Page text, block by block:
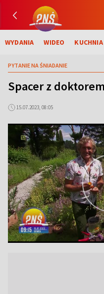
WYDANIA WIDEO KUCHNIA
PYTANIE NA ŚNIADANIE
Spacer z
15.07.2023, 08:05